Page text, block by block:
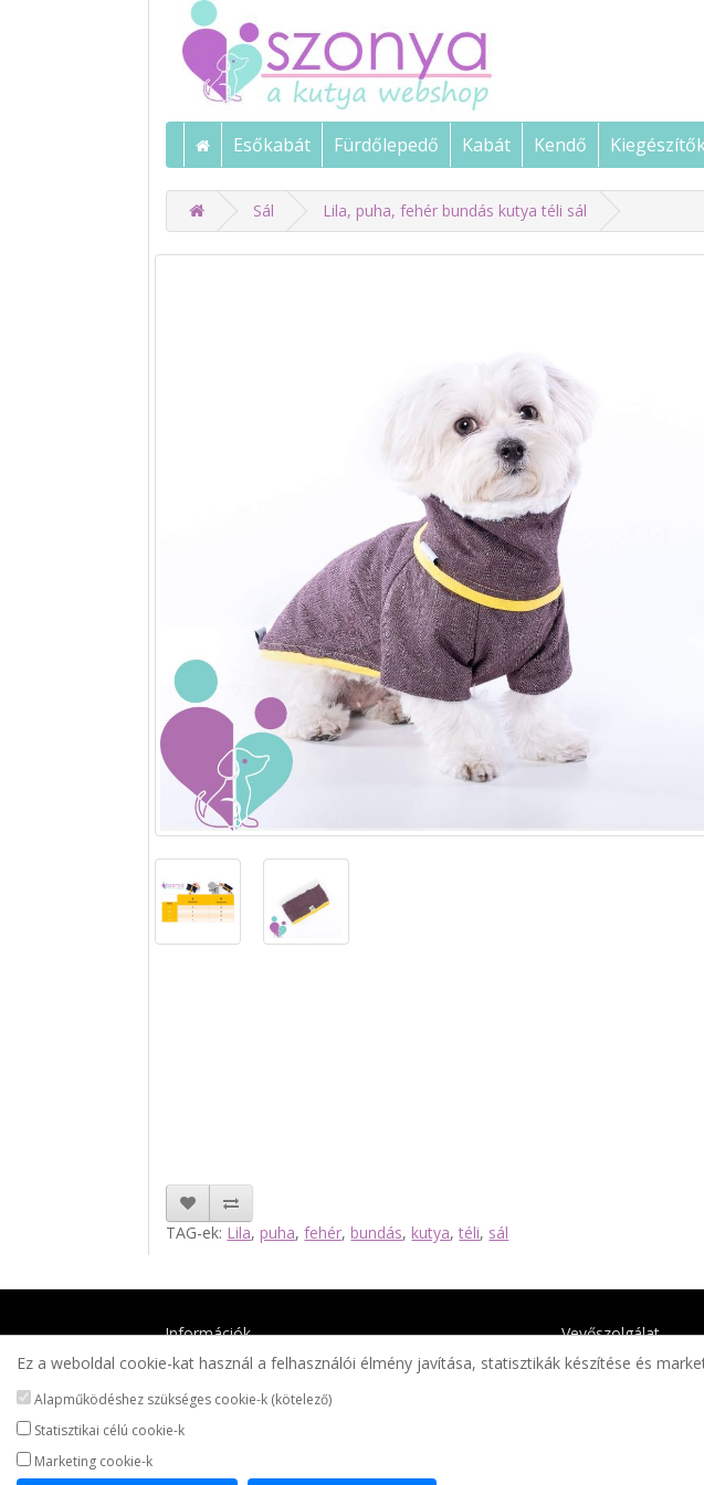
Esőkabát Fürdőlepedő Kabát Kendő
Sál Lila, puha, fehér bundás kutya téli sál
TAG-ek: Lila,puha,fehér,bundás,kutya,téli, sál
Információk
Mérettáblázat
Impresszum
Adatkezelési tájékoztató
Vásárlási és szállítási feltételek
Vevőszolgálat
Kapcsolat
Ez a weboldal cookie-kat használ a felhasználói élmény javítása, statisztikák készítése és
Alapműködéshez szükséges cookie-k (kötelező)
Statisztikai célú cookie-k
Marketing cookie-k